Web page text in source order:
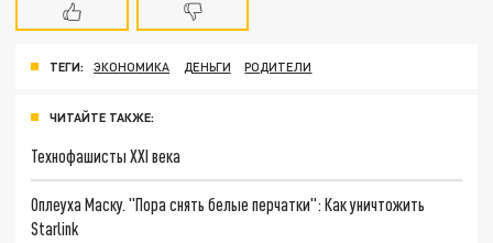
ТЕГИ: ЭКОНОМИКА ДЕНЬГИ РОДИТЕЛИ
ЧИТАЙТЕ ТАКЖЕ:
Технофашисты XXI века
Оплеуха Маску. "Пора снять белые перчатки": Как уничтожить
Starlink